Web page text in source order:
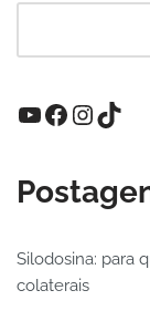
Silodosina: para
colaterais